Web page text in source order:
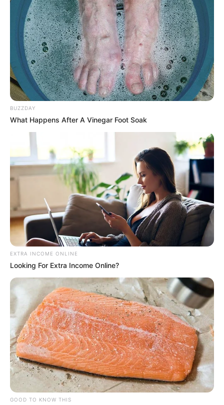
BUZZDAY
What Happens After A Vinegar Foot Soak
EXTRA INCOME ONLINE
Looking For Extra Income Online?
GOOD TO KNOW THIS